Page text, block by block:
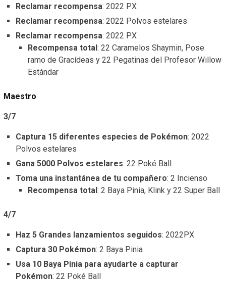
Reclamar recompensa: 2022 PX
Reclamar recompensa: 2022 Polvos estelares
Reclamar recompensa: 2022 PX
Recompensa total: 22 Caramelos Shaymin, Pose
ramo de Gracídeas y 22 Pegatinas del Profesor Willow
Estándar
Maestro
3/7
Captura 15 diferentes especies de Pokémon: 2022
Polvos estelares
Gana 5000 Polvos estelares: 22 Poké Ball
Toma una instantánea de tu compañero: 2 Incienso
Recompensa total: 2 Baya Pinia, Klink y 22 Super Ball
4/7
Haz 5 Grandes lanzamientos seguidos: 2022PX
Captura 30 Pokémon: 2 Baya Pinia
Usa 10 Baya Pinia para ayudarte a capturar
Pokémon: 22 Poké Ball